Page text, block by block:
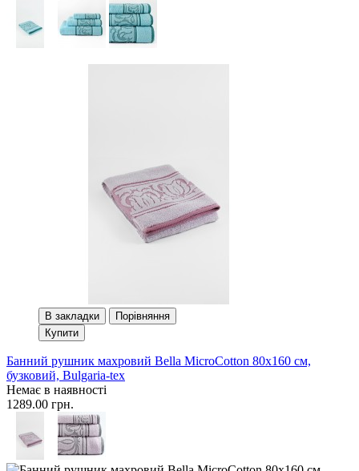
В закладки
Порівняння
Купити
Банний рушник махровий Bella MicroCotton 80х160 см,
бузковий, Bulgaria-tex
Немає в наявності
1289.00 грн.